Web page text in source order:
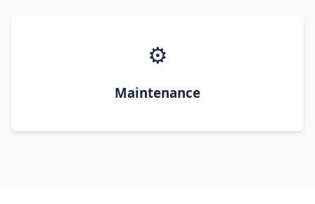
⚙️
Maintenance